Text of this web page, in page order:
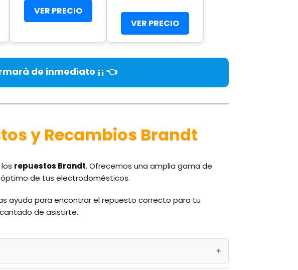
VER PRECIO
VER PRECIO
de inmediato ¡¡ 👈
y Recambios Brandt
repuestos Brandt. Ofrecemos una amplia gama de
de tus electrodomésticos.
ayuda para encontrar el repuesto correcto para tu
de asistirte.